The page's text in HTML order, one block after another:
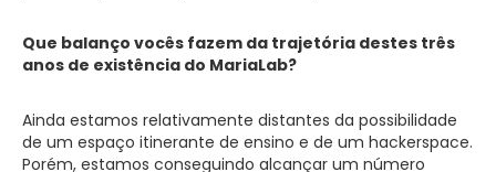
Que balanço vocês fazem da trajetória destes três
anos de existência do MariaLab?
Ainda estamos relativamente distantes da possibilidade
de um espaço itinerante de ensino e de um hackerspace.
Porém, estamos conseguindo alcançar um número